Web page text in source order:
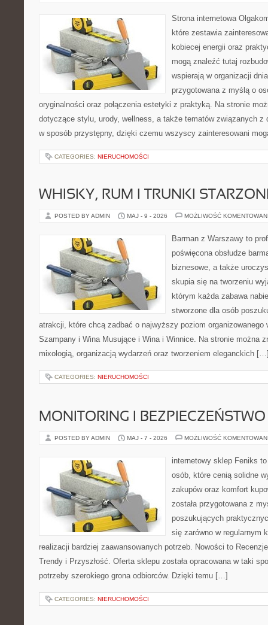
Strona internetowa
które zestawia
kobiecej energii oraz
mogą znaleźć tutaj
wspierają w organizacji
przygotowana z myślą o
oryginalności oraz połączenia estetyki z praktyką. Na stronie
dotyczące stylu, urody, wellness, a także tematów związanych z
w sposób przystępny, dzięki czemu wszyscy zainteresowani
CATEGORIES: NIERUCHOMOŚCI
WHISKY, RUM I TRUNKI
POSTED BY ADMIN MAJ - 9 - 2026 MOŻLIWOŚĆ
Barman z Warszawy to
poświęcona obsłudze
biznesowe, a także
skupia się na tworzeniu
którym każda zabawa
stworzone dla osób
atrakcji, które chcą zadbać o najwyższy poziom organizowanego
Szampany i Wina Musujące i Wina i Winnice. Na stronie można
mixologią, organizacją wydarzeń oraz tworzeniem eleganckich
CATEGORIES: NIERUCHOMOŚCI
MONITORING I
POSTED BY ADMIN MAJ - 7 - 2026 MOŻLIWOŚĆ
internetowy sklep Feniks
osób, które cenią solidne
zakupów oraz komfort
została przygotowana z
poszukujących
się zarówno w regularnym
realizacji bardziej zaawansowanych potrzeb. Nowości to
Trendy i Przyszłość. Oferta sklepu została opracowana w taki
potrzeby szerokiego grona odbiorców. Dzięki temu […]
CATEGORIES: NIERUCHOMOŚCI